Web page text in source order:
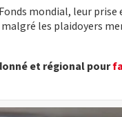
mondial, leur
les plaidoyers
et régionalpour